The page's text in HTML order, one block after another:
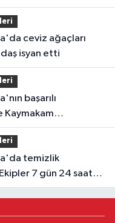
isyan etti
7 gün 24 saat